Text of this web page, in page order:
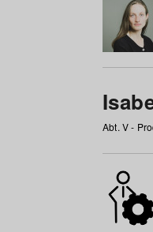
Abt. V -